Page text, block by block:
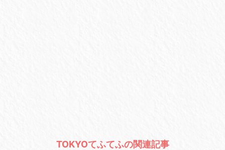
TOKYOてふてふの関連記事